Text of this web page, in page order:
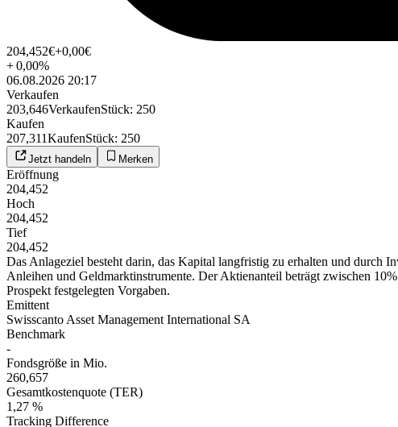
204,452€+0,00€
+0,00%
06.08.2026 20:17
Verkaufen
203,646VerkaufenStück: 250
Kaufen
207,311KaufenStück: 250
Jetzt handeln Merken
Eröffnung
204,452
Hoch
204,452
Tief
204,452
Das Anlageziel besteht darin, das Kapital langfristig zu erhalten und durch
Anleihen und Geldmarktinstrumente. Der Aktienanteil beträgt zwischen
Prospekt festgelegten Vorgaben.
Emittent
Swisscanto Asset Management International SA
Benchmark
-
Fondsgröße in Mio.
260,657
Gesamtkostenquote (TER)
1,27 %
Tracking Difference